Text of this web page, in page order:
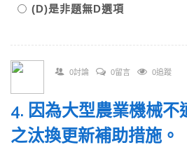
(D)是非題無D選項
0討論 0留言 0追蹤
4. 因為大型農業機械
之汰換更新補助措施。